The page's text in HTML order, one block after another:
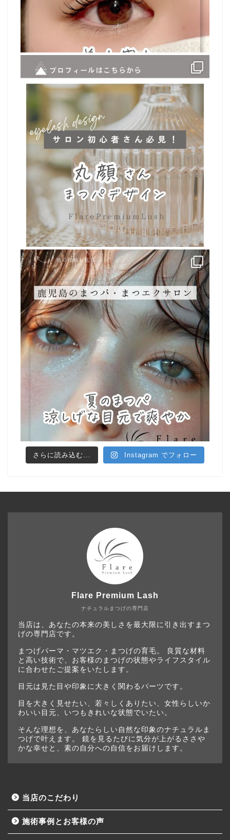
さらに読み込む... Instagram でフォロー
ナチュラルまつげの専門店
Flare Premium Lash
当店は、あなたの本来の美しさを最大限に引き出すまつ
げの専門店です。
まつげパーマ・マツエク・まつげの育毛。 良質な材料
と高い技術で、お客様のまつげの状態やライフスタイル
に合わせたご提案をいたします。
目元は見た目や印象に大きく関わるパーツです。
目を大きく見せたい、若々しくありたい、女性らしいか
わいい目元、いつもきれいな状態でいたい。
そんな理想を、あなたらしい自然な印象のナチュラルま
つげで叶えます。 鏡を見るたびに気分が上がるささや
かな幸せと、素の自分への自信をお届けします。
当店のこだわり
施術事例とお客様の声